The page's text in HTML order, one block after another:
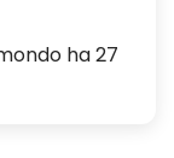
ha 27